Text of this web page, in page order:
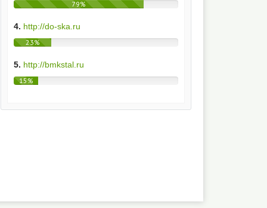
79%
4. http://do-ska.ru
23%
5. http://bmkstal.ru
15%